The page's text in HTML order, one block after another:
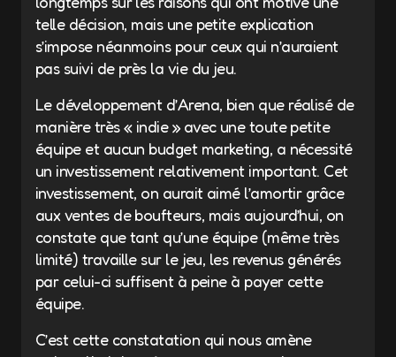
telle décision, mais une petite explication
s’impose néanmoins pour ceux qui n’auraient
pas suivi de près la vie du jeu.
Le développement d’Arena, bien que réalisé de
manière très « indie » avec une toute petite
équipe et aucun budget marketing, a nécessité
un investissement relativement important. Cet
investissement, on aurait aimé l’amortir grâce
aux ventes de boufteurs, mais aujourd’hui, on
constate que tant qu’une équipe (même très
limité) travaille sur le jeu, les revenus générés
par celui-ci suffisent à peine à payer cette
équipe.
C’est cette constatation qui nous amène